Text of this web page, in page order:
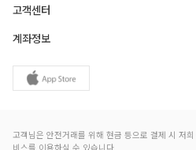
고객센터
계좌정보
고객님은 안전거래를 위해 현금 등으로 결제 시 저
비스를 이용하실 수 있습니다.